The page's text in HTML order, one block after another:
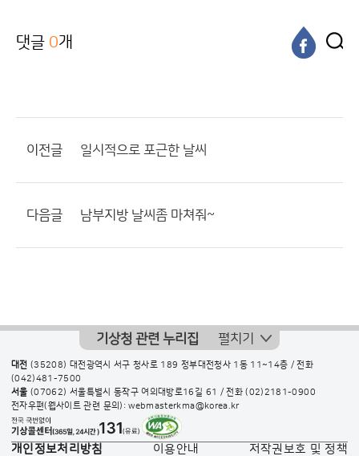
댓글 0개
이전글 일시적으로 포근한 날씨
다음글 남부지방 날씨좀 마쳐줘~
기상청 관련 누리집 펼치기
대전 (35208) 대전광역시 서구 청사로 189 정부대전청사 1동 11~14층 / 전화
(042)481-7500
서울 (07062) 서울특별시 동작구 여의대방로16길 61 / 전화(02)2181-0900
전자우편(웹사이트 관련 문의): webmasterkma@korea.kr
개인정보처리방침 이용안내 저작권보호 및 정책